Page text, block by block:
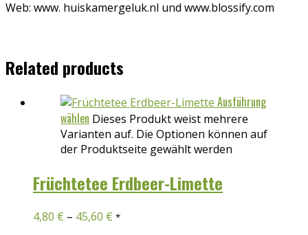
Web: www. huiskamergeluk.nl und www.blossify.com
Related products
Ausführung
wählen Dieses Produkt weist mehrere
Varianten auf. Die Optionen können auf
der Produktseite gewählt werden
Früchtetee Erdbeer-Limette
4,80 € – 45,60 € *